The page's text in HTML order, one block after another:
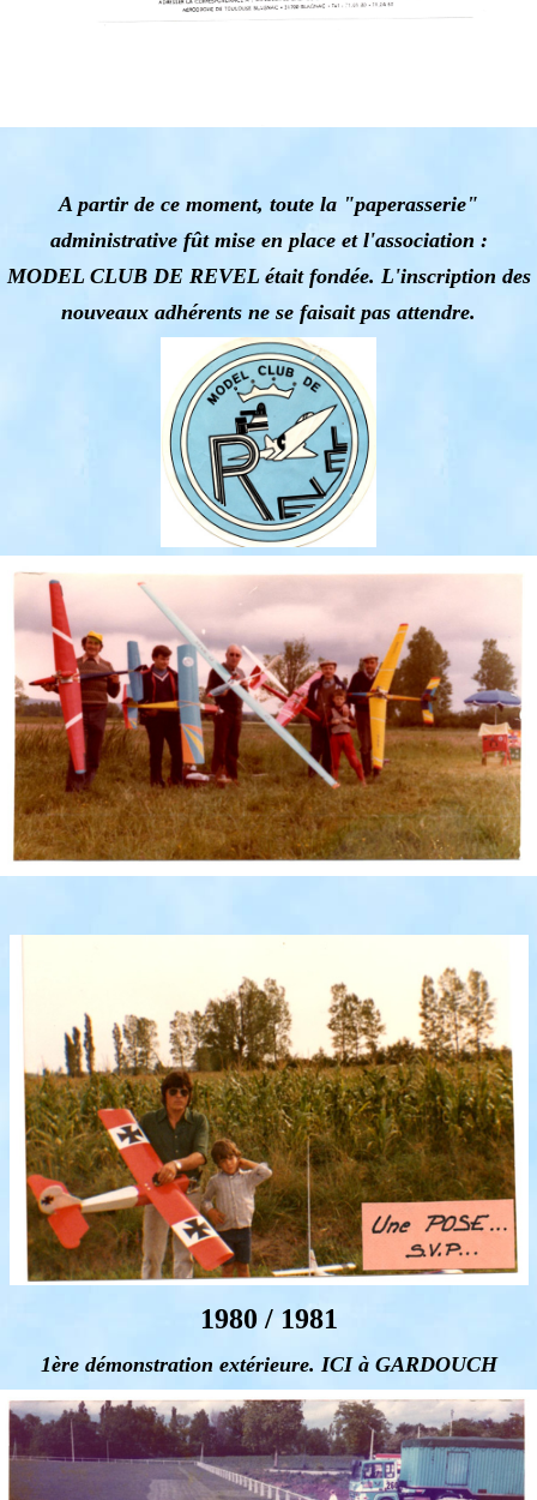
A partir de ce moment, toute la "paperasserie"
administrative fût mise en place et l'association :
MODEL CLUB DE REVEL était fondée. L'inscription des
nouveaux adhérents ne se faisait pas attendre.
1980 / 1981
1ère démonstration extérieure. ICI à GARDOUCH